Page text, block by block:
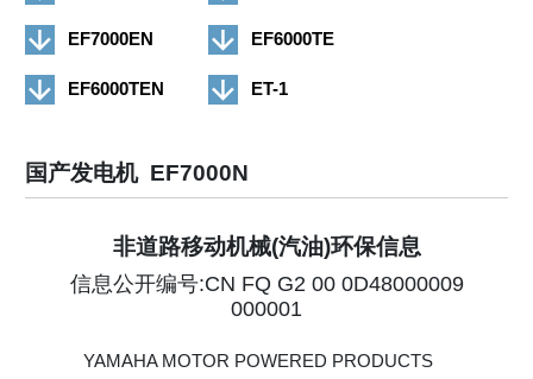
EF7000EN EF6000TE
EF6000TEN ET-1
国产发电机 EF7000N
非道路移动机械(汽油)环保信息
信息公开编号:CN FQ G2 00 0D48000009
000001
YAMAHA MOTOR POWERED PRODUCTS